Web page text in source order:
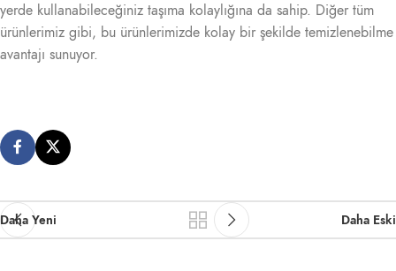
yerde kullanabileceğiniz taşıma kolaylığına da sahip. Diğer tüm
ürünlerimiz gibi, bu ürünlerimizde kolay bir şekilde temizlenebilme
avantajı sunuyor.
Daha Yeni Daha Eski